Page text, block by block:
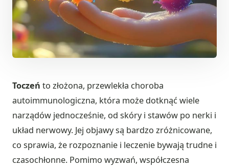
Toczeń to złożona, przewlekła choroba
autoimmunologiczna, która może dotknąć wiele
narządów jednocześnie, od skóry i stawów po nerki i
układ nerwowy. Jej objawy są bardzo zróżnicowane,
co sprawia, że rozpoznanie i leczenie bywają trudne i
czasochłonne. Pomimo wyzwań, współczesna